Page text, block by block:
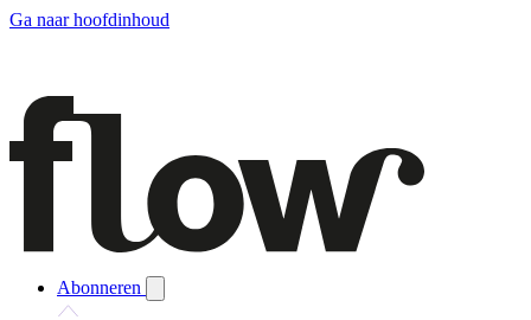
Ga naar hoofdinhoud
Abonneren